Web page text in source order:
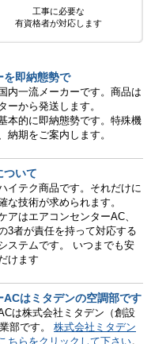
工事に必要な
有資格者が対応します
を即納態勢で
内一流メーカーです。商品は
ーから発送します。
本的に即納態勢です。特殊機
納期をご案内します。
ついて
イテク商品です。それだけに
な技術が求められます。
アはエアコンセンターAC、
3者が責任を持って対応する
ステムです。 いつまでも安
けます
ACはミタデンの空調部です
は株式会社ミタデン（創設
部です。 株式会社ミタデン
ちらをクリックして下さい。